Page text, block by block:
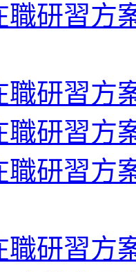
職研習方
職研習方
職研習方
職研習方
職研習方